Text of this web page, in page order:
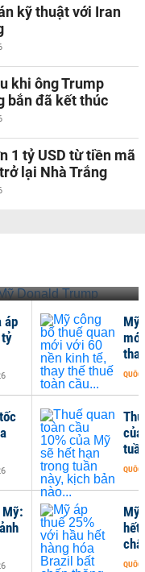
kỹ thuật với Iran
khi ông Trump
bắn đã kết thúc
1 tỷ USD từ tiền mã
lại Nhà Trắng
Mỹ Donald
áp
tỷ
Mỹ:
Mỹ
QUỐC
QUỐC
Mỹ
hết
QUỐC